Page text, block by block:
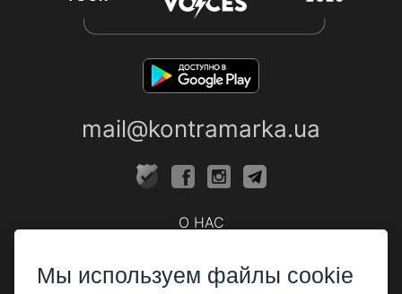
mail@kontramarka.ua
О НАС
Мы используем файлы cookie